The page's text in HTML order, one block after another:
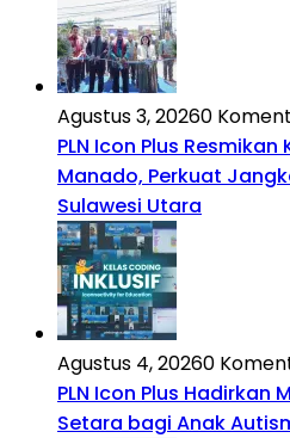
Agustus 3, 20260
PLN Icon Plus
Manado, Perkuat
Sulawesi Utara
Agustus 4, 20260
PLN Icon Plus Hadirkan
Setara bagi Anak